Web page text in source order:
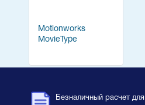
Motionworks
MovieType
Безналичный расчет для